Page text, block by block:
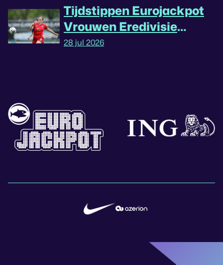
Tijdstippen Eurojackpot
Vrouwen Eredivisie
omgedraaid
28 jul 2026